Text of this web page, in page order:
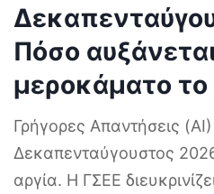
Πόσο
μεροκάματο
Γρήγορες Απαντήσεις
Δεκαπενταύγουστος
αργία. Η ΓΣΕΕ